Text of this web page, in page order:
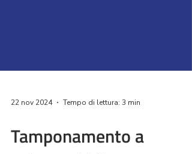
22 nov 2024 Tempo di lettura: 3 min